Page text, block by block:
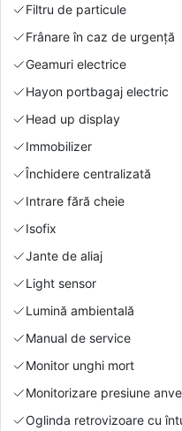
Filtru de particule
Frânare în caz de urgență
Geamuri electrice
Hayon portbagaj electric
Head up display
Immobilizer
Închidere centralizată
Intrare fără cheie
Isofix
Jante de aliaj
Light sensor
Lumină ambientală
Manual de service
Monitor unghi mort
Monitorizare presiune
Oglinda retrovizoare cu